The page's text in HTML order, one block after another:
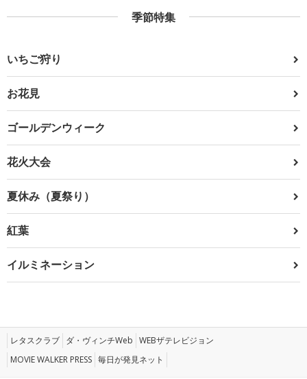
季節特集
いちご狩り
お花見
ゴールデンウィーク
花火大会
夏休み（夏祭り）
紅葉
イルミネーション
レタスクラブ ダ・ヴィンチWeb WEBザテレビジョン
MOVIE WALKER PRESS 毎日が発見ネット